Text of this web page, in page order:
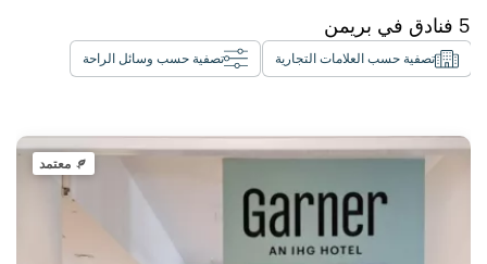
5 فنادق في بريمن
تصفية حسب العلامات التجارية تصفية حسب وسائل الراحة
معتمد